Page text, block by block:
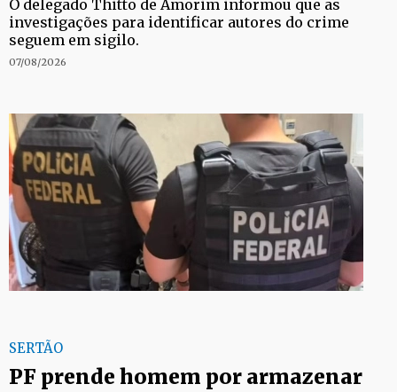
O delegado Thitto de Amorim informou que as
investigações para identificar autores do crime
seguem em sigilo.
07/08/2026
SERTÃO
PF prende homem por armazenar